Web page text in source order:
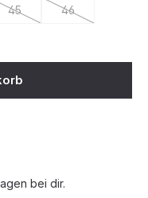
bei dir.
45
(Diese Option ist zurzeit
46
(Diese Option